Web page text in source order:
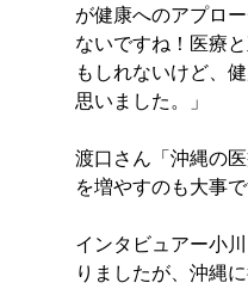
が健康へのアプロ
ないですね！医療
もしれないけど、
思いました。」
渡口さん「沖縄の
を増やすのも大事で
インタビュアー小
りましたが、沖縄